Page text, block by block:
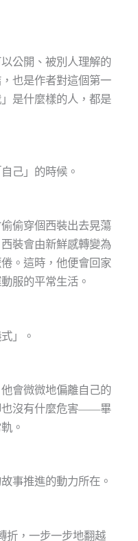
公開、被別人理解的
也是作者對這個第一
是什麼樣的人，都是
己」的時候。
偷穿個西裝出去晃蕩
裝會由新鮮感轉變為
。這時，他便會回家
服的平常生活。
」。
會微微地偏離自己的
也沒有什麼危害——畢
。
事推進的動力所在。
折，一步一步地翻越